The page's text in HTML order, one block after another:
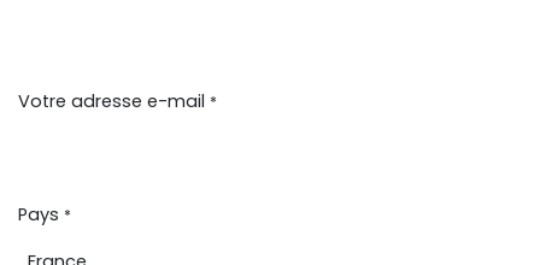
Votre adresse e-mail *
Pays *